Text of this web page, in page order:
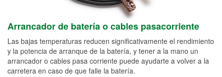
Arrancador de batería o cables pasacorriente
Las bajas temperaturas reducen significativamente el rendimiento
y la potencia de arranque de la batería, y tener a la mano un
arrancador o cables pasa corriente puede ayudarte a volver a la
carretera en caso de que falle la batería.